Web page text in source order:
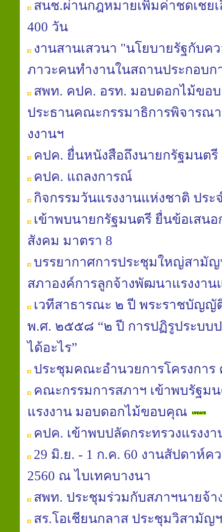
สนช.ผ่านกฎหมายเพิ่มค่าชดเชยเ
400 วัน
งานสานเสวนา "นโยบายรัฐกับค
ภาวะคนทำงานในสถานประกอบก
สพท. คปค. อรท. มอบดอกไม้ขอ
ประธานคณะกรรมาธิการพิจารณ
งงานฯ
คปค. ยื่นหนังสือถึงนายกรัฐมนตรี
คปค. แถลงการณ์
กิจกรรมวันแรงงานแห่งชาติ ประ
เข้าพบนายกรัฐมนตรี ยื่นข้อเสนอ
สังคม มาตรา 8
บรรยากาศการประชุมใหญ่สามัญ
สภาองค์การลูกจ้างพัฒนาแรงงาน
เวทีสาธารณะ ๒ ปี พระราชบัญ
พ.ศ. ๒๕๕๘ “๒ ปี การปฏิรูประบบ
ได้อะไร”
ประชุมคณะอำนวยการโครงการ
คณะกรรมการสภาฯ เข้าพบรัฐมน
แรงงาน มอบดอกไม้ขอบคุณ
คปค. เข้าพบปลัดกระทรวงแรงงา
29 มิ.ย. - 1 ก.ค. 60 งานสัปดาห์
2560 ณ ไบเทคบางนา
สพท. ประชุมร่วมกับสภาฯนายจ้า
สร.โอเชียนกลาส ประชุมวิสามั